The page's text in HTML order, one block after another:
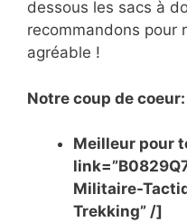
dessous les sacs à
recommandons pour
agréable !
Notre coup de coeur:
Meilleur pour
Militaire-
Trekking” /]